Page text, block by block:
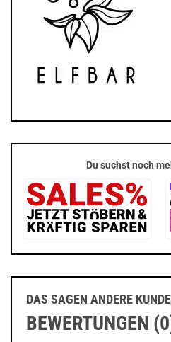
Du suchst noch
DAS SAGEN ANDERE
BEWERTUNGEN